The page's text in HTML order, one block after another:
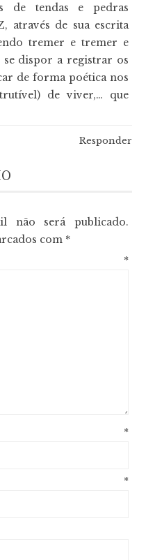
de tendas e pedras
através de sua escrita
tremer e tremer e
dispor a registrar os
de forma poética nos
de viver,… que
Responder
não será publicado.
com *
*
*
*